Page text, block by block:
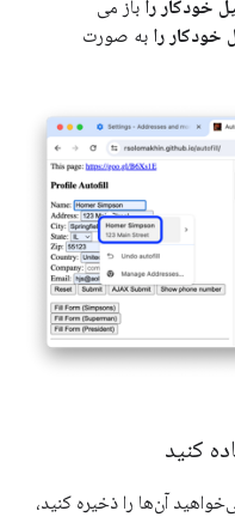
خودکار را باز می
خودکار را به صورت
کنید
آن‌ها را ذخیره کنید،